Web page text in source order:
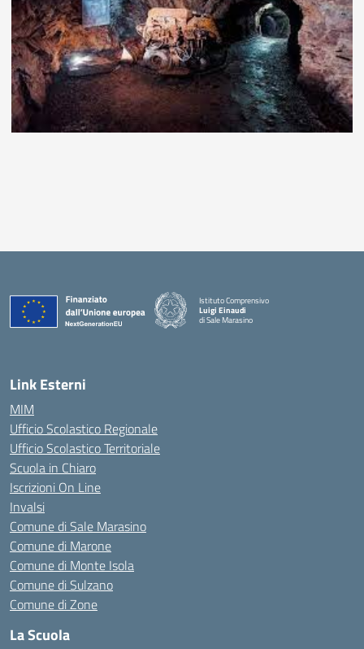
Istituto Comprensivo
Luigi Einaudi
di Sale Marasino
Link Esterni
MIM
Ufficio Scolastico Regionale
Ufficio Scolastico Territoriale
Scuola in Chiaro
Iscrizioni On Line
Invalsi
Comune di Sale Marasino
Comune di Marone
Comune di Monte Isola
Comune di Sulzano
Comune di Zone
La Scuola